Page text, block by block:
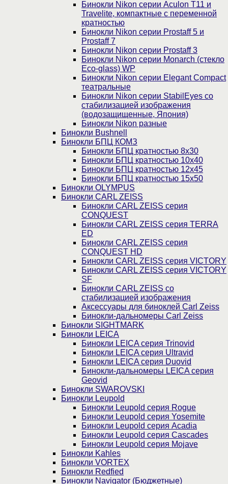
Бинокли Nikon серии Aculon T11 и
Travelite, компактные с переменной
кратностью
Бинокли Nikon серии Prostaff 5 и
Prostaff 7
Бинокли Nikon серии Prostaff 3
Бинокли Nikon серии Monarch (стекло
Eco-glass) WP
Бинокли Nikon серии Elegant Compact
театральные
Бинокли Nikon серии StabilEyes со
стабилизацией изображения
(водозащищенные, Япония)
Бинокли Nikon разные
Бинокли Bushnell
Бинокли БПЦ КОМЗ
Бинокли БПЦ кратностью 8х30
Бинокли БПЦ кратностью 10х40
Бинокли БПЦ кратностью 12х45
Бинокли БПЦ кратностью 15х50
Бинокли OLYMPUS
Бинокли CARL ZEISS
Бинокли CARL ZEISS серия
CONQUEST
Бинокли CARL ZEISS серия TERRA
ED
Бинокли CARL ZEISS серия
CONQUEST HD
Бинокли CARL ZEISS серия VICTORY
Бинокли CARL ZEISS серия VICTORY
SF
Бинокли CARL ZEISS со
стабилизацией изображения
Аксессуары для биноклей Carl Zeiss
Бинокли-дальномеры Carl Zeiss
Бинокли SIGHTMARK
Бинокли LEICA
Бинокли LEICA серия Trinovid
Бинокли LEICA серия Ultravid
Бинокли LEICA серия Duovid
Бинокли-дальномеры LEICA серия
Geovid
Бинокли SWAROVSKI
Бинокли Leupold
Бинокли Leupold серия Rogue
Бинокли Leupold серия Yosemite
Бинокли Leupold серия Acadia
Бинокли Leupold серия Cascades
Бинокли Leupold серия Mojave
Бинокли Kahles
Бинокли VORTEX
Бинокли Redfied
Бинокли Navigator (Бюджетные)